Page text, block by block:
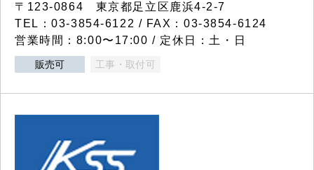
〒123-0864 東京都足立区鹿浜4-2-7
TEL：03-3854-6122 / FAX：03-3854-6124
営業時間：8:00〜17:00 / 定休日：土・日
販売可 工事・取付可